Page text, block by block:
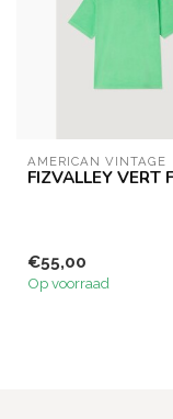
AMERICAN VINTAGE
FIZVALLEY VERT
€55,00
Op voorraad